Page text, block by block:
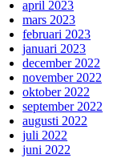
april 2023
mars 2023
februari 2023
januari 2023
december 2022
november 2022
oktober 2022
september 2022
augusti 2022
juli 2022
juni 2022